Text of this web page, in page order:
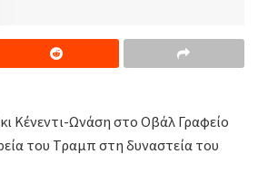
Κένεντι-Ωνάση στο Οβάλ Γραφείο
του Τραμπ στη δυναστεία του